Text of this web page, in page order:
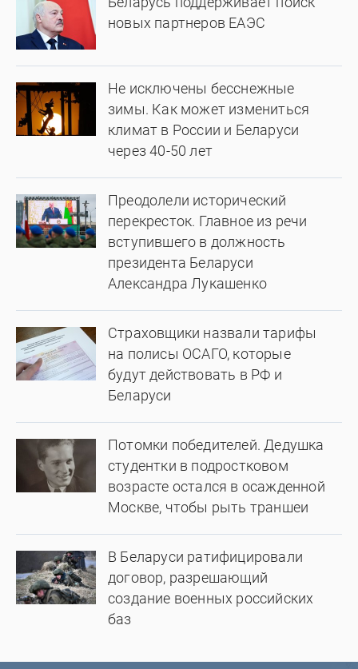
новых партнеров ЕАЭС
Не исключены бесснежные
зимы. Как может измениться
климат в России и Беларуси
через 40-50 лет
Преодолели исторический
перекресток. Главное из речи
вступившего в должность
президента Беларуси
Александра Лукашенко
Страховщики назвали тарифы
на полисы ОСАГО, которые
будут действовать в РФ и
Беларуси
Потомки победителей. Дедушка
студентки в подростковом
возрасте остался в осажденной
Москве, чтобы рыть траншеи
В Беларуси ратифицировали
договор, разрешающий
создание военных российских
баз